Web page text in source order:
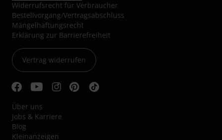
Widerrufsrecht für Verbraucher
Bestellvorgang/Vertragsabschluss
Mängelhaftungsrecht
Erklärung zur Barrierefreiheit
Vertrag widerrufen
Über uns
Jobs & Karriere
Blog
Kleinanzeigen